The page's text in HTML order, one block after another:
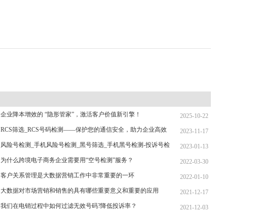
2025-10-22
企业降本增效的 “隐形管家”，激活客户价值新引擎！
2023-11-17
RCS筛选_RCS号码检测——保护您的通信安全，助力企业高效
运营！ 2023-01-13
风险号检测_手机风险号检测_黑号筛选_手机黑号检测-投诉号检
测服务如何操作？ 2022-03-30
为什么跨境电子商务企业需要用“空号检测”服务？
2022-01-10
客户关系管理是大数据营销工作中非常重要的一环
2021-12-17
大数据对市场营销和销售的具有哪些重要意义和重要的应用
2021-12-03
我们在电销过程中如何过滤无效号码?降低投诉率？